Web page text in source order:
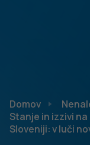
Domov
Stanje in izzivi
Sloveniji: v luči